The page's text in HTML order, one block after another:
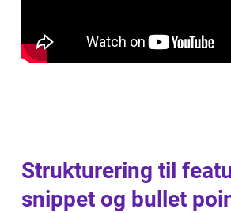
Strukturering til
snippet og bullet